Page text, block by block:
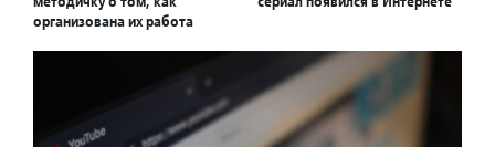
организована их работа